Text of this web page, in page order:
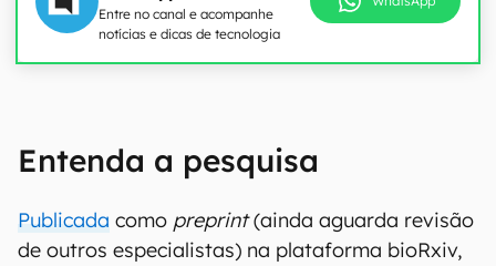
Entre no canal e acompanhe
notícias e dicas de tecnologia
Entenda a pesquisa
Publicada como preprint(ainda aguarda revisão
de outros especialistas) na plataforma bioRxiv,